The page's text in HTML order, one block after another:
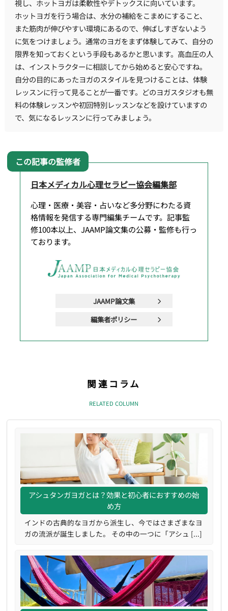
視し、ホットヨガは柔軟性やデトックスに向いています。
ホットヨガを行う場合は、水分の補給をこまめにすること、
また筋肉が伸びやすい環境にあるので、伸ばしすぎないよう
に気をつけましょう。通常のヨガをまず体験してみて、自分の
限界を知っておくという手段もあるかと思います。高血圧の人
は、インストラクターに相談してから始めると安心ですね。
自分の目的にあったヨガのスタイルを見つけることは、体験
レッスンに行って見ることが一番です。どのヨガスタジオも無
料の体験レッスンや初回特別レッスンなどを設けていますの
で、気になるレッスンに行ってみましょう。
日本メディカル心理セラピー協会編集部
心理・医療・美容・占いなど多分野にわたる資
格情報を発信する専門編集チームです。記事監
修100本以上、JAAMP論文集の公募・監修も行っ
ております。
JAAMP論文集
編集者ポリシー
関連コラム
RELATED COLUMN
アシュタンガヨガとは？効果と初心者におすすめの始
め方
インドの古典的なヨガから派生し、今ではさまざまなヨ
ガの流派が誕生しました。 その中の一つに「アシュ [...]